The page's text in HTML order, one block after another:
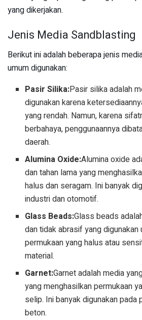
yang dikerjakan.
Jenis Media Sandblasting
Berikut ini adalah beberapa jenis
umum digunakan:
Pasir Silika:Pasir silika adalah
digunakan karena
yang rendah. Namun, karena
berbahaya, penggunaannya
daerah.
Alumina Oxide:Alumina oxide
dan tahan lama yang
halus dan seragam. Ini banyak
industri dan otomotif.
Glass Beads:Glass beads
dan tidak abrasif yang
permukaan yang halus atau
material.
Garnet:Garnet adalah media
yang menghasilkan permukaan
selip. Ini banyak digunakan pada
beton.